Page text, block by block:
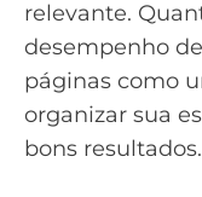
relevante.
desempenho
páginas como
organizar sua
bons resultados.